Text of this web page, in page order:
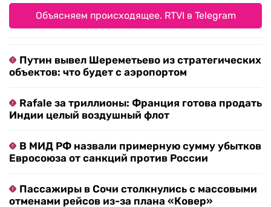
Объясняем происходящее. RTVI в Telegram
Путин вывел Шереметьево из стратегических
объектов: что будет с аэропортом
Rafale за триллионы: Франция готова продать
Индии целый воздушный флот
В МИД РФ назвали примерную сумму убытков
Евросоюза от санкций против России
Пассажиры в Сочи столкнулись с массовыми
отменами рейсов из-за плана «Ковер»